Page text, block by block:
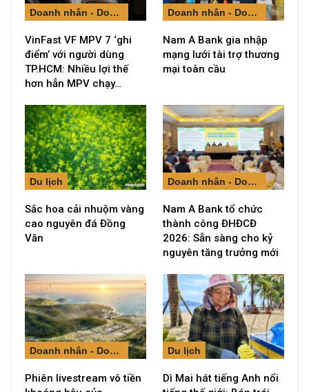
Doanh nhân - Doanh nghiệp
VinFast VF MPV 7 ‘ghi
điểm’ với người dùng
TP.HCM: Nhiều lợi thế
hơn hẳn MPV chạy…
Doanh nhân - Doanh nghiệp
Nam A Bank gia nhập
mạng lưới tài trợ thương
mại toàn cầu
Du lịch
Sắc hoa cải nhuộm vàng
cao nguyên đá Đồng
Văn
Doanh nhân - Doanh nghiệp
Nam A Bank tổ chức
thành công ĐHĐCĐ
2026: Sẵn sàng cho kỷ
nguyên tăng trưởng mới
Doanh nhân - Doanh nghiệp
Phiên livestream vô tiền
Du lịch
Dì Mai hát tiếng Anh nổi